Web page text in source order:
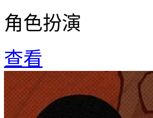
角色扮演
查看